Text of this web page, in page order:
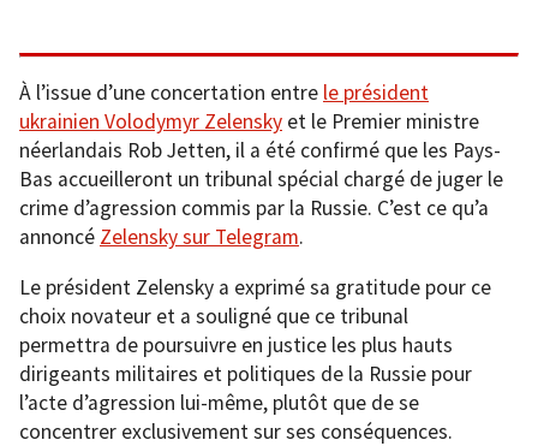
À l’issue d’une concertation entre le président
ukrainien Volodymyr Zelensky et le Premier ministre
néerlandais Rob Jetten, il a été confirmé que les Pays-
Bas accueilleront un tribunal spécial chargé de juger le
crime d’agression commis par la Russie. C’est ce qu’a
annoncé Zelensky sur Telegram.
Le président Zelensky a exprimé sa gratitude pour ce
choix novateur et a souligné que ce tribunal
permettra de poursuivre en justice les plus hauts
dirigeants militaires et politiques de la Russie pour
l’acte d’agression lui-même, plutôt que de se
concentrer exclusivement sur ses conséquences.